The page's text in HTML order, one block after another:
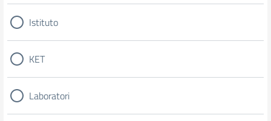
Istituto
KET
Laboratori